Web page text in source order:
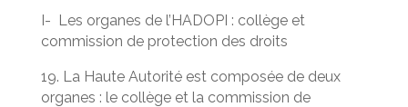
I- Les organes de l’HADOPI : collège et
commission de protection des droits
19. La Haute Autorité est composée de deux
organes : le collège et la commission de